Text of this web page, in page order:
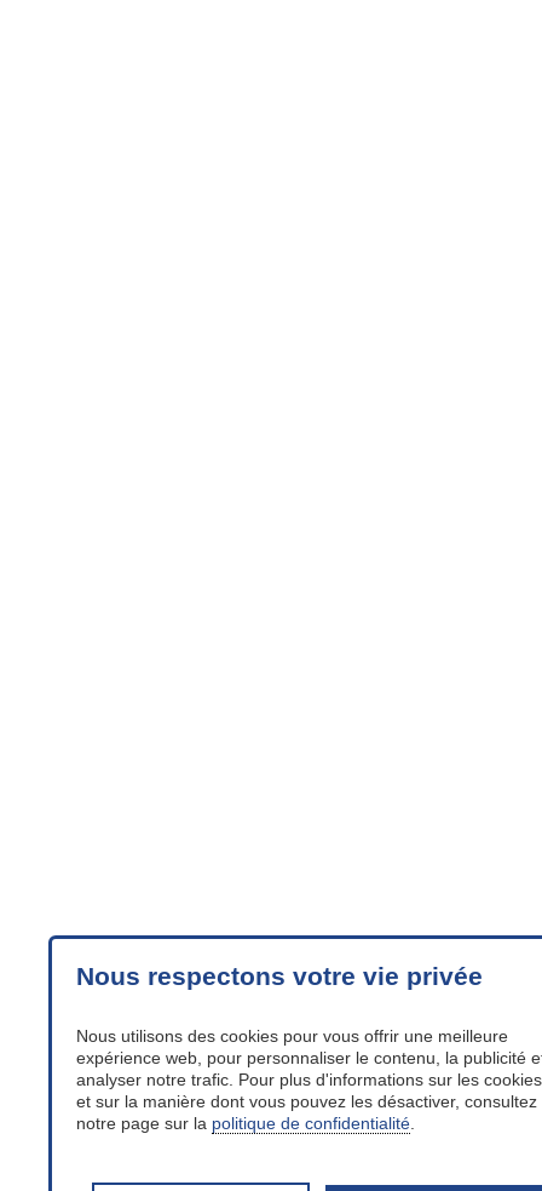
Nous respectons votre vie privée
Nous utilisons des cookies pour vous offrir une meilleure
expérience web, pour personnaliser le contenu, la publicité
analyser notre trafic. Pour plus d'informations sur les cookies
et sur la manière dont vous pouvez les désactiver, consultez
notre page sur la politique de confidentialité.